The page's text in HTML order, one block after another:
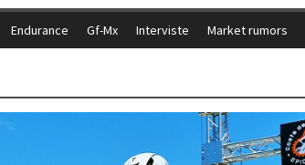
Endurance Gf-Mx Interviste Market rumors